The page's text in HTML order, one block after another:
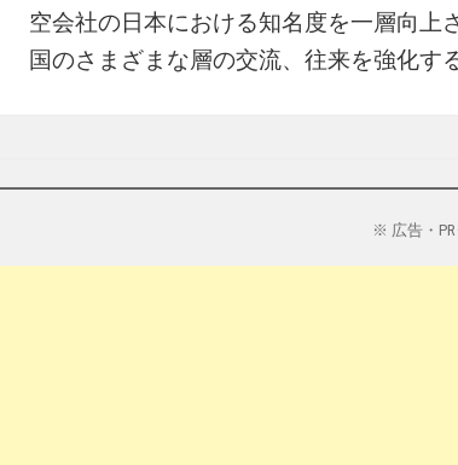
空会社の日本における知名度を一層向上
国のさまざまな層の交流、往来を強化す
※ 広告・